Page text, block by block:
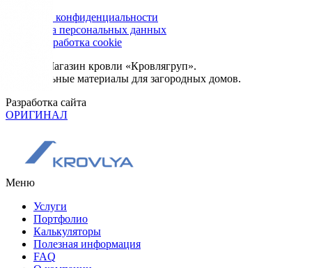
Политика конфиденциальности
Обработка персональных данных
Сбор и обработка cookie
© 2026. Магазин кровли «Кровлягруп».
Строительные материалы для загородных домов.
Разработка сайта
ОРИГИНАЛ
Меню
Услуги
Портфолио
Калькуляторы
Полезная информация
FAQ